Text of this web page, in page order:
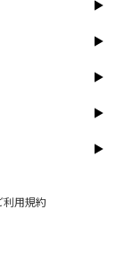
利用規約